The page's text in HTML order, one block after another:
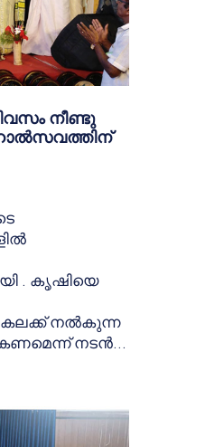
നീണ്ടു
. കൃഷിയെ
കലക്ക്‌ നൽകുന്ന
നടൻ...